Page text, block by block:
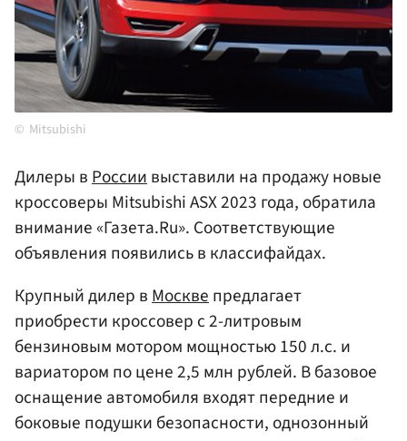
Mitsubishi
Дилеры вРоссиивыставили на продажу новые
кроссоверы Mitsubishi ASX 2023 года, обратила
внимание «Газета.Ru». Соответствующие
объявления появились в классифайдах.
Крупный дилер вМосквепредлагает
приобрести кроссовер с 2-литровым
бензиновым мотором мощностью 150 л.с. и
вариатором по цене 2,5 млн рублей. В базовое
оснащение автомобиля входят передние и
боковые подушки безопасности, однозонный